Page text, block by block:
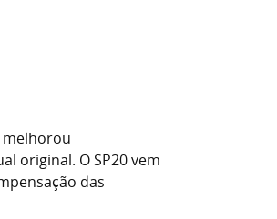
melhorou
original. O SP20 vem
das